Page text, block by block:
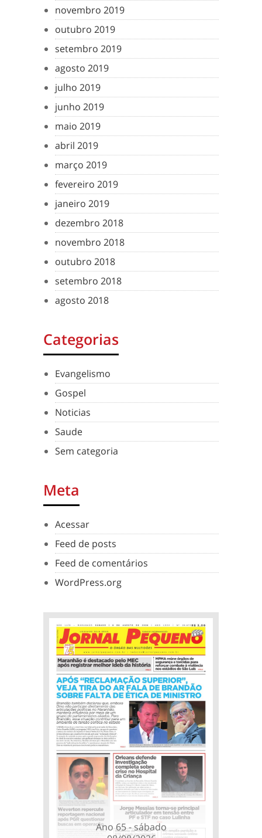
novembro 2019
outubro 2019
setembro 2019
agosto 2019
julho 2019
junho 2019
maio 2019
abril 2019
março 2019
fevereiro 2019
janeiro 2019
dezembro 2018
novembro 2018
outubro 2018
setembro 2018
agosto 2018
Categorias
Evangelismo
Gospel
Noticias
Saude
Sem categoria
Meta
Acessar
Feed de posts
Feed de comentários
WordPress.org
Ano 65 - sábado